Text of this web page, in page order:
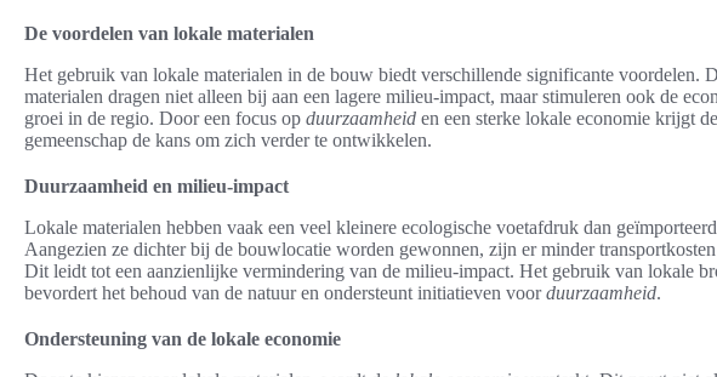
De voordelen van lokale materialen
Het gebruik van lokale materialen in de bouw biedt verschillende significante voordelen.
materialen dragen niet alleen bij aan een lagere milieu-impact, maar stimuleren ook de
groei in de regio. Door een focus op duurzaamheid en een sterke lokale economie krijgt de
gemeenschap de kans om zich verder te ontwikkelen.
Duurzaamheid en milieu-impact
Lokale materialen hebben vaak een veel kleinere ecologische voetafdruk dan
Aangezien ze dichter bij de bouwlocatie worden gewonnen, zijn er minder transportkosten
Dit leidt tot een aanzienlijke vermindering van de milieu-impact. Het gebruik van lokale
bevordert het behoud van de natuur en ondersteunt initiatieven voorduurzaamheid.
Ondersteuning van de lokale economie